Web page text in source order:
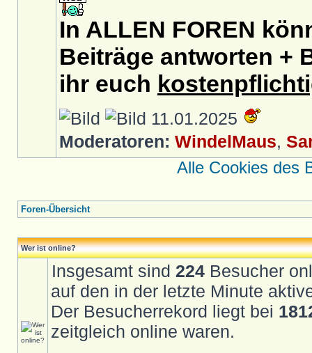
In ALLEN FOREN
Beiträge antworten +
ihr euch
11.01.2025
Moderatoren: WindelMaus,
Alle Cookies des
Foren-Übersicht
Wer ist online?
Insgesamt sind 224 Besucher
auf den in der letzte Minute
Der Besucherrekord liegt bei
zeitgleich online waren.